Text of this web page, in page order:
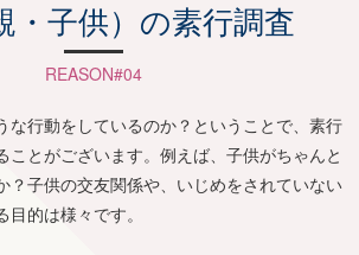
・子供）の素行調査
REASON#04
な行動をしているのか？ということで、素行
ことがございます。例えば、子供がちゃんと
？子供の交友関係や、いじめをされていない
的は様々です。